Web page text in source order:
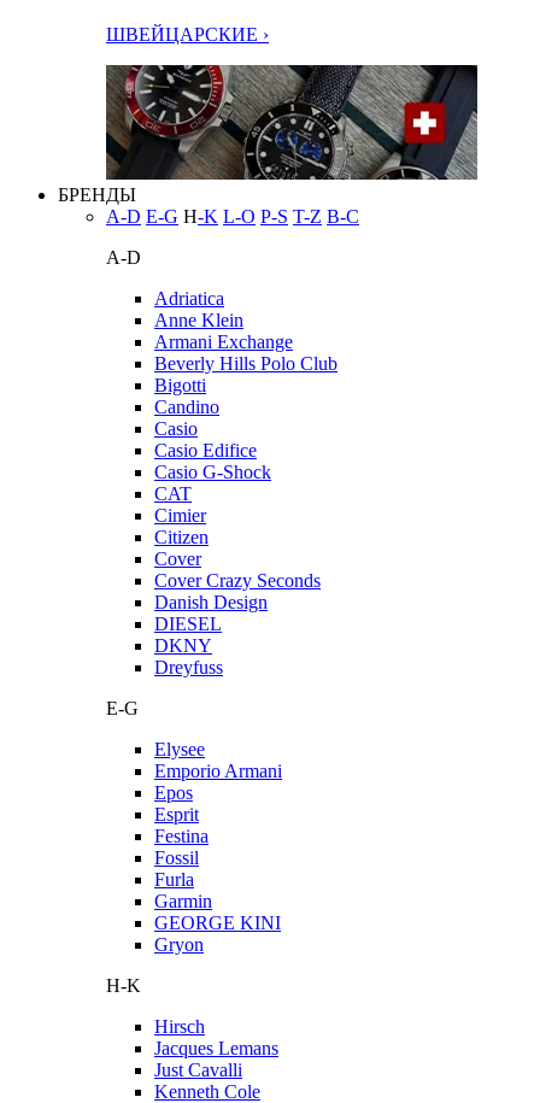
ШВЕЙЦАРСКИЕ ›
БРЕНДЫ
A-D E-G H-K L-O P-S T-Z В-С
A-D
Adriatica
Anne Klein
Armani Exchange
Beverly Hills Polo Club
Bigotti
Candino
Casio
Casio Edifice
Casio G-Shock
CAT
Cimier
Citizen
Cover
Cover Crazy Seconds
Danish Design
DIESEL
DKNY
Dreyfuss
E-G
Elysee
Emporio Armani
Epos
Esprit
Festina
Fossil
Furla
Garmin
GEORGE KINI
Gryon
H-K
Hirsch
Jacques Lemans
Just Cavalli
Kenneth Cole